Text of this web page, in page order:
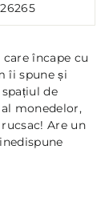
încape cu
îi spune și
de
monedelor,
Are un